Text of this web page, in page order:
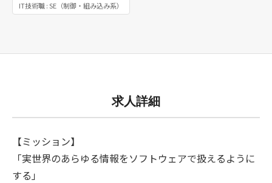
IT技術職 : SE（制御・組み込み系）
求人詳細
【ミッション】
「実世界のあらゆる情報をソフトウェアで扱えるように
する」